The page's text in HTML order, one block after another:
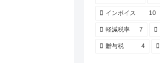
インボイス 10
軽減税率 7
贈与税 4